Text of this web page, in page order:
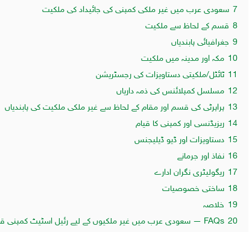
7 سعودی عرب میں غیر ملکی کمپنی کی جائیداد کی ملکیت
8 قسم کے لحاظ سے ملکیت
9 جغرافیائی پابندیاں
10 مکہ اور مدینہ میں ملکیت
11 ٹائٹل/ملکیتی دستاویزات کی رجسٹریشن
12 مسلسل کمپلائنس کی ذمہ داریاں
13 پراپرٹی کی قسم اور مقام کے لحاظ سے غیر ملکی ملکیت کی پابندیاں
14 ریزیڈنسی اور کمپنی کا قیام
15 دستاویزات اور ڈیو ڈیلیجنس
16 نفاذ اور جرمانے
17 ریگولیٹری نگران ادارے
18 ساختی خصوصیات
19 خلاصہ
20 FAQs — سعودی عرب میں غیر ملکیوں کے لیے رئیل اسٹیٹ کمپنی قائم کرنا